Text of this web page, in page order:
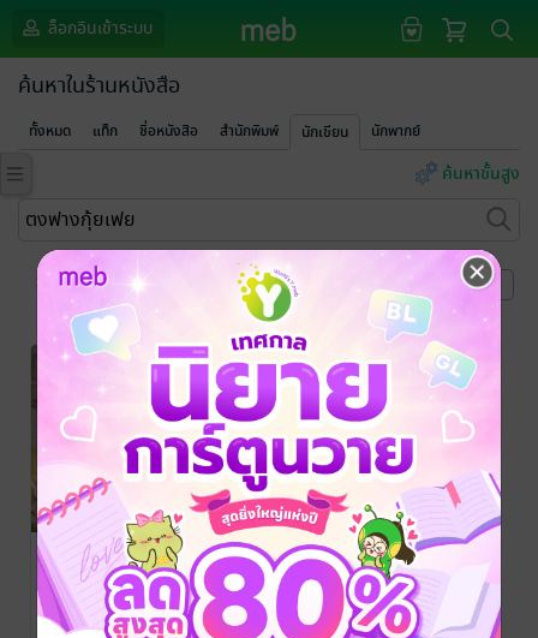
ล็อกอินเข้าระบบ
ค้นหาในร้านหนังสือ
ทั้งหมด แท็ก ชื่อหนังสือ สำนักพิมพ์ นักเขียน นักพากย์
ค้นหาขั้นสูง
หน้าที่ 1
คุณพี่ชาย...ข้าง
บ้าน
ตงฟางกุ้ยเฟย/
PremiumLustLove
นิยายโรมานซ์
1 Rating
หวนคืนอีกครา
กลับมาเพื่อเป็น
ของท่าน
ตงฟางกุ้ยเฟย
/
PremiumLustLove
นิยายรักจีนโบราณ
3 Rating